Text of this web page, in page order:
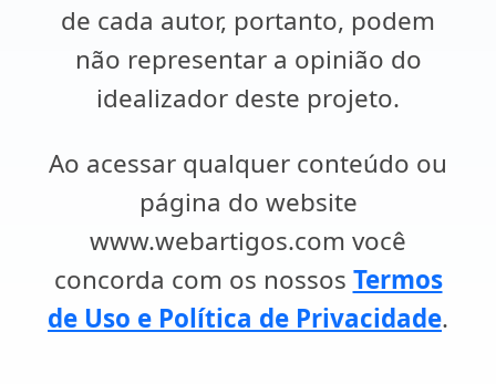
de cada autor, portanto, podem
não representar a opinião do
idealizador deste projeto.
Ao acessar qualquer conteúdo ou
página do website
www.webartigos.com você
concorda com os nossos Termos
de Uso e Política de Privacidade.